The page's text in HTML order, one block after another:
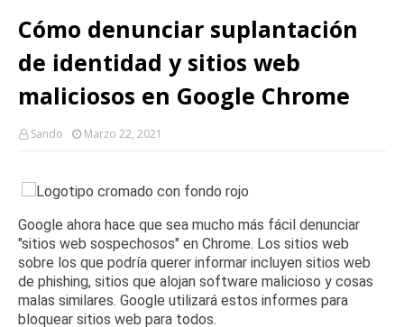
Cómo denunciar suplantación
de identidad y sitios web
maliciosos en Google Chrome
Sando Marzo 22, 2021
Google ahora hace que sea mucho más fácil denunciar
"sitios web sospechosos" en Chrome. Los sitios web
sobre los que podría querer informar incluyen sitios web
de phishing, sitios que alojan software malicioso y cosas
malas similares. Google utilizará estos informes para
bloquear sitios web para todos.